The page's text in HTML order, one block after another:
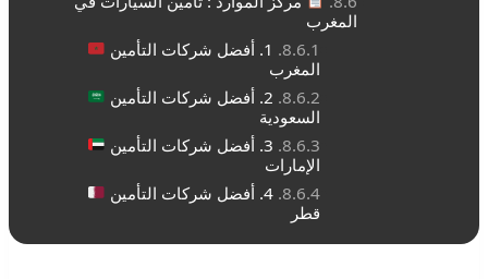
المغرب
1. أفضل شركات التأمين
المغرب
2. أفضل شركات التأمين
السعودية
3. أفضل شركات التأمين
الإمارات
4. أفضل شركات التأمين
قطر